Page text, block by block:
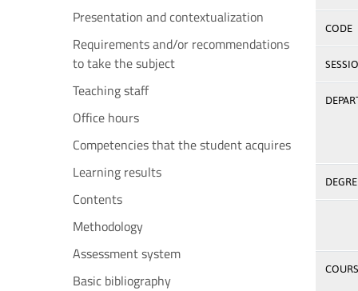
Presentation and contextualization
Requirements and/or recommendations
to take the subject
Teaching staff
Office hours
Competencies that the student acquires
Learning results
Contents
Methodology
Assessment system
Basic bibliography
CODE